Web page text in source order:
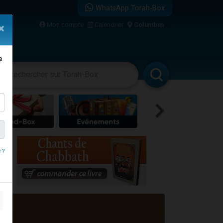
le temps
WhatsApp Torah-Box
Mon compte Calendrier Columbus
Rabbanim
?